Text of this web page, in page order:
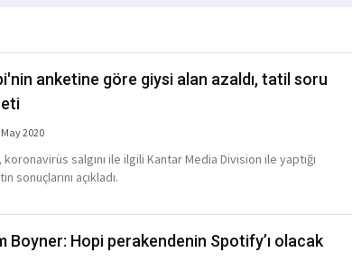
anketine göre giysi alan azaldı, tatil soru
2020
koronavirüs salgını ile ilgili Kantar Media Division ile yaptığı
sonuçlarını açıkladı.
Boyner: Hopi perakendenin Spotify’ı olacak